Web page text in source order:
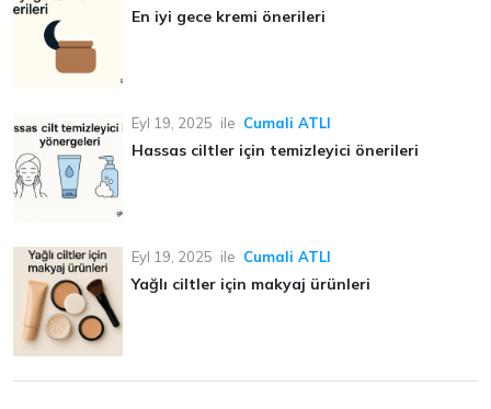
En iyi gece kremi önerileri
Eyl 19, 2025 ile Cumali ATLI
Hassas ciltler için temizleyici önerileri
Eyl 19, 2025 ile Cumali ATLI
Yağlı ciltler için makyaj ürünleri